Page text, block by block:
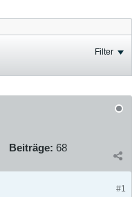
Filter
Beiträge: 68
#1